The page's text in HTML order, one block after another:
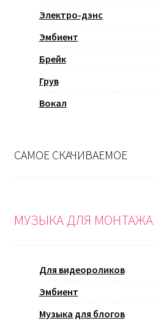
Электро-дэнс
Эмбиент
Брейк
Грув
Вокал
САМОЕ СКАЧИВАЕМОЕ
МУЗЫКА ДЛЯ МОНТАЖА
Для видеороликов
Эмбиент
Музыка для блогов